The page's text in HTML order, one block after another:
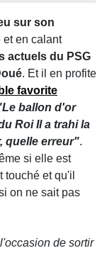
sur son
et en calant
actuels du PSG
. Et il en profite
favorite
ballon d'or
Roi Il a trahi la
quelle erreur".
si elle est
touché et qu'il
on ne sait pas
de sortir